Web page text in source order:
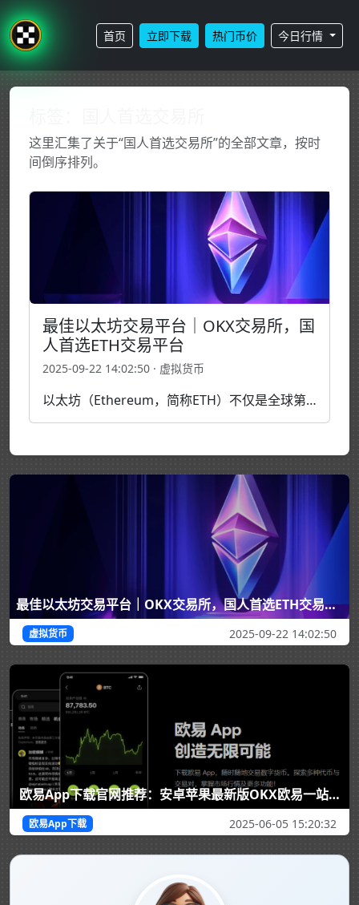
首页 立即下载 热门币价 今日行情
这里汇集了关于“国人首选交易所”的全部文章，按时
间倒序排列。
最佳以太坊交易平台｜OKX交易所，国
人首选ETH交易平台
2025-09-22 14:02:50 · 虚拟货币
以太坊（Ethereum，简称ETH）不仅是全球第二大加密货币，更是智能合约和去中心化应用（DApp）的核心基础。对于投资者和交易者来说，了解以太坊交易的各类信息、平台与数据查询方法至关重要。本文将全面介绍以太坊交易的各个方面。 最佳以太坊交易平台推荐 对于国内投资者…
最佳以太坊交易平台｜OKX交易所，国人首选ETH交易平台
虚拟货币 2025-09-22 14:02:50
欧易App下载官网推荐：安卓苹果最新版OKX欧易一站式数字资产交易体验
欧易App下载 2025-06-05 15:20:32